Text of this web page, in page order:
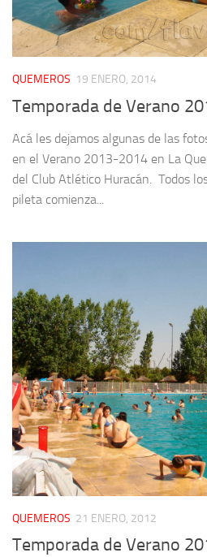
QUEMEROS 19 ENERO, 2014
Temporada de Verano
Acá les dejamos algunas de las
en el Verano 2013-2014 en La
del Club Atlético Huracán. Todos
pileta comienza...
QUEMEROS 21 ENERO, 2012
Temporada de Verano